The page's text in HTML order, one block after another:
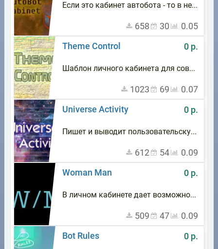
Если это кабинет автобота - то в нем только вкладка Сообщения сайта. Автобот - автоматический помощник сайта
658 30
0.05
Theme Control
0 р.
Шаблон личного кабинета для совместной работы с дополнением User Info Tab
1023 69
0.07
Universe Activity
0 р.
Пишет и выводит пользовательскую активность. Это дополнение - ядро под всю вселенную активности
612 54
0.09
Woman Man
0 р.
В личном кабинете дает возможность выбрать пол пользователя
509 47
0.09
Bot Rules
0 р.